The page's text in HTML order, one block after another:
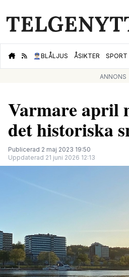
👮🏻‍♂️BLÅLJUS ÅSIKTER SPORT
ANNONS
Varmare april
det historiska
Publicerad 2 maj 2023 19:50
Uppdaterad 21 juni 2026 12:13